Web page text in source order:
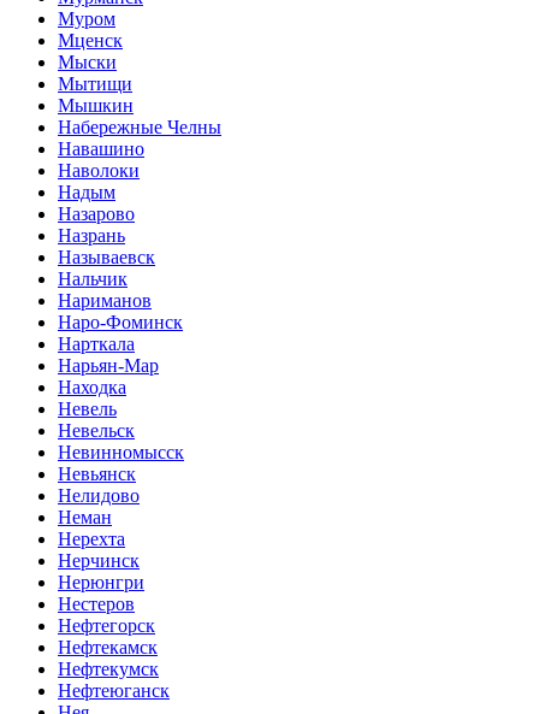
Муром
Мценск
Мыски
Мытищи
Мышкин
Набережные Челны
Навашино
Наволоки
Надым
Назарово
Назрань
Называевск
Нальчик
Нариманов
Наро-Фоминск
Нарткала
Нарьян-Мар
Находка
Невель
Невельск
Невинномысск
Невьянск
Нелидово
Неман
Нерехта
Нерчинск
Нерюнгри
Нестеров
Нефтегорск
Нефтекамск
Нефтекумск
Нефтеюганск